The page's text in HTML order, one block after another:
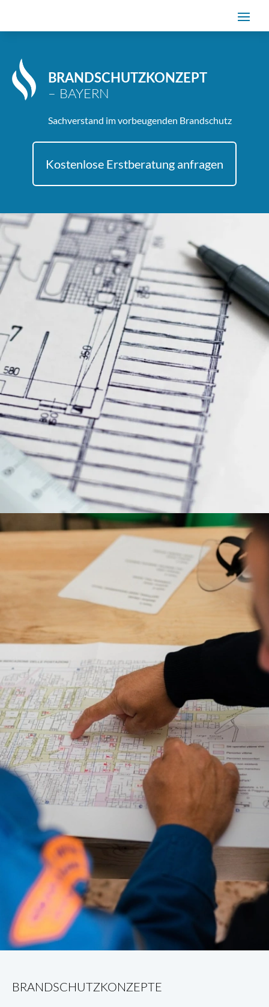
BRANDSCHUTZKONZEPT
– BAYERN
Sachverstand im vorbeugenden Brandschutz
Kostenlose Erstberatung anfragen
BRANDSCHUTZKONZEPTE